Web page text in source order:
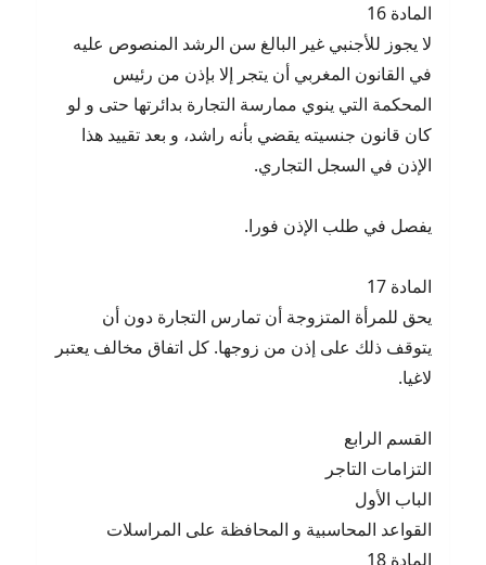
المادة 16
لا يجوز للأجنبي غير البالغ سن الرشد المنصوص عليه
في القانون المغربي أن يتجر إلا بإذن من رئيس
المحكمة التي ينوي ممارسة التجارة بدائرتها حتى و لو
كان قانون جنسيته يقضي بأنه راشد، و بعد تقييد هذا
الإذن في السجل التجاري.
يفصل في طلب الإذن فورا.
المادة 17
يحق للمرأة المتزوجة أن تمارس التجارة دون أن
يتوقف ذلك على إذن من زوجها. كل اتفاق مخالف يعتبر
لاغيا.
القسم الرابع
التزامات التاجر
الباب الأول
القواعد المحاسبية و المحافظة على المراسلات
المادة 18